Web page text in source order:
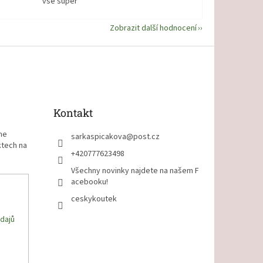
Zobrazit další hodnocení
na
Kontakt
sarkaspicakova@post.cz
+420777623498
Všechny novinky najdete na našem F
acebooku!
ceskykoutek